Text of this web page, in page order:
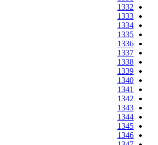
1332
1333
1334
1335
1336
1337
1338
1339
1340
1341
1342
1343
1344
1345
1346